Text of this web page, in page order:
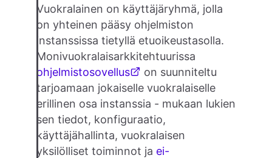
Vuokralainen on käyttäjäryhmä, jolla
on yhteinen pääsy ohjelmiston
instanssissa tietyllä etuoikeustasolla.
Monivuokralaisarkkitehtuurissa
ohjelmistosovellus
on suunniteltu
tarjoamaan jokaiselle vuokralaiselle
erillinen osa instanssia - mukaan lukien
sen tiedot, konfiguraatio,
käyttäjähallinta, vuokralaisen
yksilölliset toiminnot ja ei-